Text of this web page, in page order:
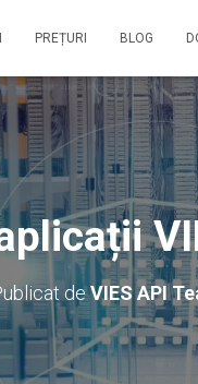
PREȚURI BLOG
deVIES API